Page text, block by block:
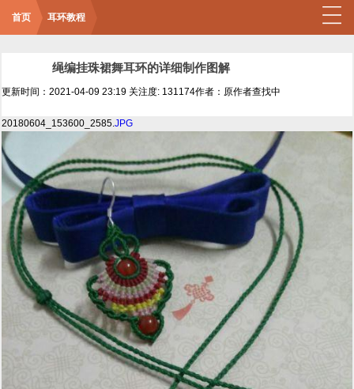
首页 耳环教程
绳编挂珠裙舞耳环的详细制作图解
更新时间：2021-04-09 23:19 关注度: 131174作者：原作者查找中
20180604_153600_2585.JPG